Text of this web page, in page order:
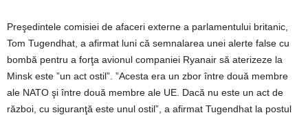
Preşedintele comisiei de afaceri externe a parlamentului britanic,
Tom Tugendhat, a afirmat luni că semnalarea unei alerte false cu
bombă pentru a forţa avionul companiei Ryanair să aterizeze la
Minsk este ”un act ostil”. ”Acesta era un zbor între două membre
ale NATO şi între două membre ale UE. Dacă nu este un act de
război, cu siguranţă este unul ostil”, a afirmat Tugendhat la postul